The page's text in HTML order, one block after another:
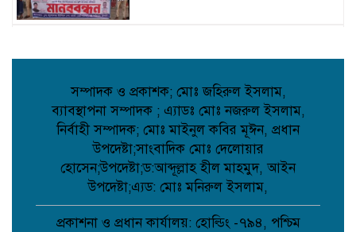
কবিতা: লেখক ছড়া ;
বাগেরহাটে মারধর ও হত্যাচেষ্টার অভিযোগে
আদালতে মামলা, ৫ জন আসামি;
সম্পাদক ও প্রকাশক; মোঃ জহিরুল ইসলাম,
ব্যাবস্থাপনা সম্পাদক ; এ্যাডঃ মোঃ নজরুল ইসলাম,
নির্বাহী সম্পাদক; মোঃ মাইনুল কবির মূঈন, প্রধান
উপদেষ্টা;সাংবাদিক মোঃ দেলোয়ার
হোসেন;উপদেষ্টা;ড:আব্দূল্লাহ হীল মাহমুদ, আইন
উপদেষ্টা;এ্যড: মোঃ মনিরুল ইসলাম,
প্রকাশনা ও প্রধান কার্যালয়: হোল্ডিং -৭৯৪, পশ্চিম